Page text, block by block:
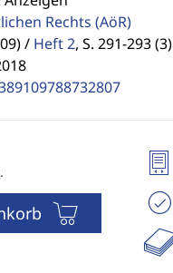
Rechts (AöR)
/ Heft 2, S. 291-293 (3)